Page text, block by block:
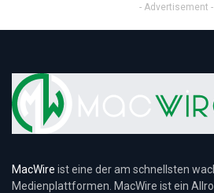
- Advertisement -
MacWire ist eine der am schnellsten
Medienplattformen. MacWire ist ein